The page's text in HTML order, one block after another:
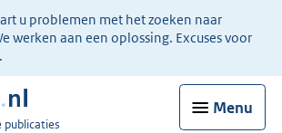
u problemen met het zoeken naar
werken aan een oplossing. Excuses voor
Menu
publicaties